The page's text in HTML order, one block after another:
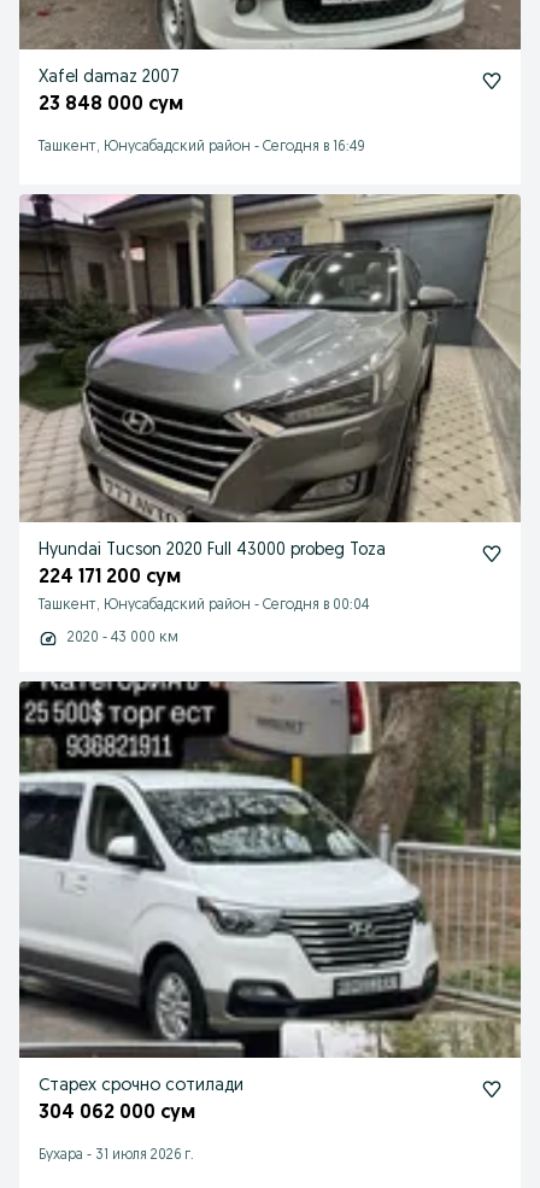
Xafel damaz 2007
23 848 000 сум
Ташкент, Юнусабадский район - Сегодня в 16:49
Hyundai Tucson 2020 Full 43000 probeg Toza
224 171 200 сум
Ташкент, Юнусабадский район - Сегодня в 00:04
2020 - 43 000 км
Старех срочно сотилади
304 062 000 сум
Бухара - 31 июля 2026 г.